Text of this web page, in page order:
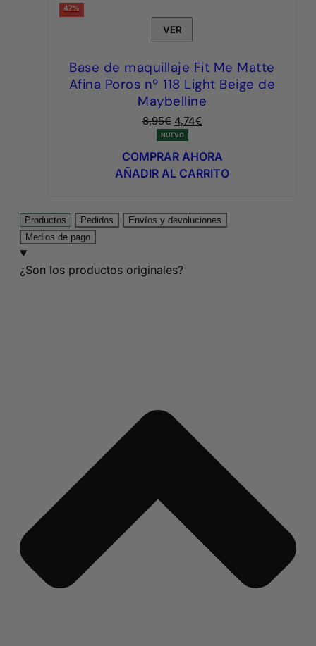
47%
VER
Base de maquillaje Fit Me Matte
Afina Poros nº 118 Light Beige de
Maybelline
8,95€ El
precio
original
era:
8,95€.
4,74€El
actual
es:
4,74€.
NUEVO
COMPRAR AHORA
AÑADIR AL CARRITO
Productos Pedidos
Envíos y devoluciones
Medios de pago
¿Son los productos originales?